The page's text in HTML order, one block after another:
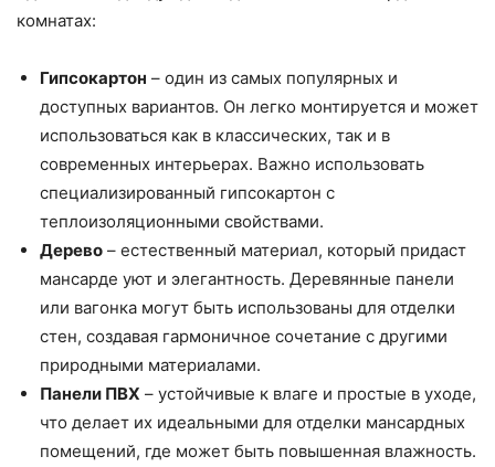
комнатах:
Гипсокартон – один из самых популярных и
доступных вариантов. Он легко монтируется и может
использоваться как в классических, так и в
современных интерьерах. Важно использовать
специализированный гипсокартон с
теплоизоляционными свойствами.
Дерево – естественный материал, который придаст
мансарде уют и элегантность. Деревянные панели
или вагонка могут быть использованы для отделки
стен, создавая гармоничное сочетание с другими
природными материалами.
Панели ПВХ – устойчивые к влаге и простые в уходе,
что делает их идеальными для отделки мансардных
помещений, где может быть повышенная влажность.